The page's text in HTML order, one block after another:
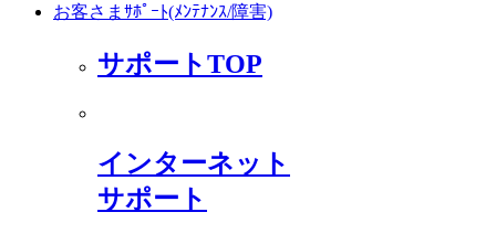
お客さまｻﾎﾟｰﾄ(ﾒﾝﾃﾅﾝｽ/障害)
サポートTOP
インターネット
サポート